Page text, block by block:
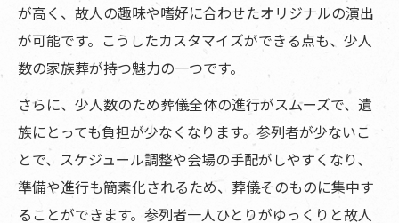
が高く、故人の趣味や嗜好に合わせたオリジナルの演出
が可能です。こうしたカスタマイズができる点も、少人
数の家族葬が持つ魅力の一つです。
さらに、少人数のため葬儀全体の進行がスムーズで、遺
族にとっても負担が少なくなります。参列者が少ないこ
とで、スケジュール調整や会場の手配がしやすくなり、
準備や進行も簡素化されるため、葬儀そのものに集中す
ることができます。参列者一人ひとりがゆっくりと故人